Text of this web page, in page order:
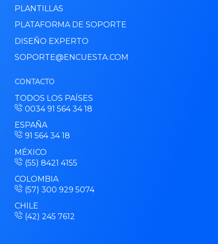
PLANTILLAS
PLATAFORMA DE SOPORTE
DISEÑO EXPERTO
SOPORTE@ENCUESTA.COM
CONTACTO
TODOS LOS PAÍSES
0034 91 564 34 18
ESPAÑA
91 564 34 18
MÉXICO
(55) 8421 4155
COLOMBIA
(57) 300 929 5074
CHILE
(42) 245 7612